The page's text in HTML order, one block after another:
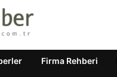
Firma Rehberi